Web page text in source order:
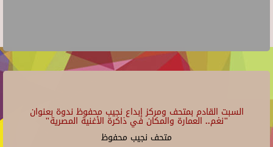
السبت القادم بمتحف ومركز إبداع نجيب محفوظ ندوة بعنوان
"نغم.. العمارة والمكان في ذاكرة الأغنية المصرية"
متحف نجيب محفوظ